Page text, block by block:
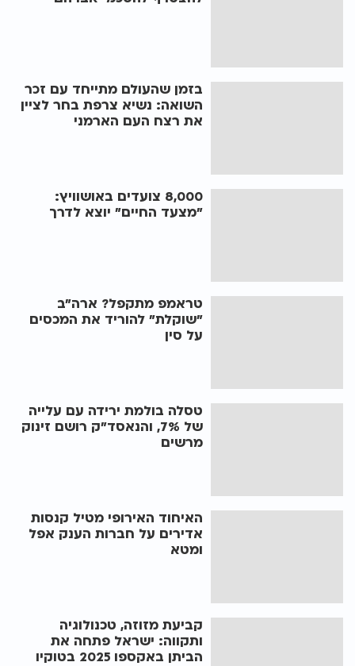
בזמן שהעולם מתייחד עם זכר
השואה: נשיא צרפת בחר לציין
את רצח העם הארמני
8,000 צועדים באושוויץ:
"מצעד החיים" יוצא לדרך
טראמפ מתקפל? ארה"ב
"שוקלת" להוריד את המכסים
על סין
טסלה בולמת ירידה עם עלייה
של 7%, והנאסד"ק רושם זינוק
מרשים
האיחוד האירופי מטיל קנסות
אדירים על חברות הענק אפל
ומטא
קביעת מזוזה, טכנולוגיה
ותקווה: ישראל פתחה את
הביתן באקספו 2025 בטוקיו